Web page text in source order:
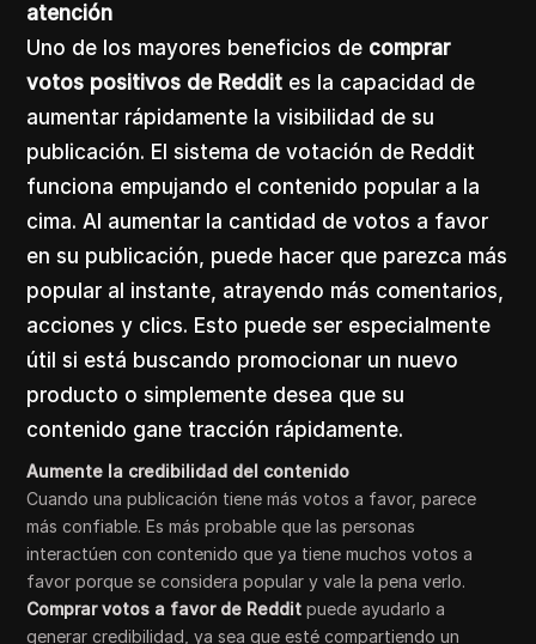
atención
Uno de los mayores beneficios de comprar
votos positivos de Reddit es la capacidad de
aumentar rápidamente la visibilidad de su
publicación. El sistema de votación de Reddit
funciona empujando el contenido popular a la
cima. Al aumentar la cantidad de votos a favor
en su publicación, puede hacer que parezca más
popular al instante, atrayendo más comentarios,
acciones y clics. Esto puede ser especialmente
útil si está buscando promocionar un nuevo
producto o simplemente desea que su
contenido gane tracción rápidamente.
Aumente la credibilidad del contenido
Cuando una publicación tiene más votos a favor, parece
más confiable. Es más probable que las personas
interactúen con contenido que ya tiene muchos votos a
favor porque se considera popular y vale la pena verlo.
Comprar votos a favor de Reddit puede ayudarlo a
generar credibilidad, ya sea que esté compartiendo un